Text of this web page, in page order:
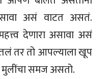
असं वाटत असतं.
देणारा असावा असं
तर तो आपल्याला खूप
समज असतो.